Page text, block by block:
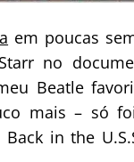
em poucas
no
Beatle
mais – só
in the